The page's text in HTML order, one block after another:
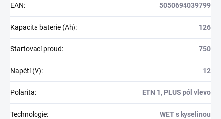
EAN: 5050694039799
Kapacita baterie (Ah): 126
Startovací proud: 750
Napětí (V): 12
Polarita: ETN 1, PLUS pól vlevo
Technologie: WET s kyselinou